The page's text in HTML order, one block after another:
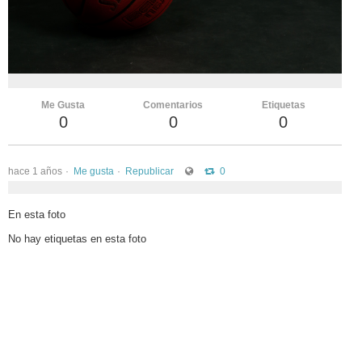
vPages
Notifications
Me Gusta
0
Comentarios
0
Etiquetas
0
hace 1 años Me gusta Republicar 0
En esta foto
No hay etiquetas en esta foto